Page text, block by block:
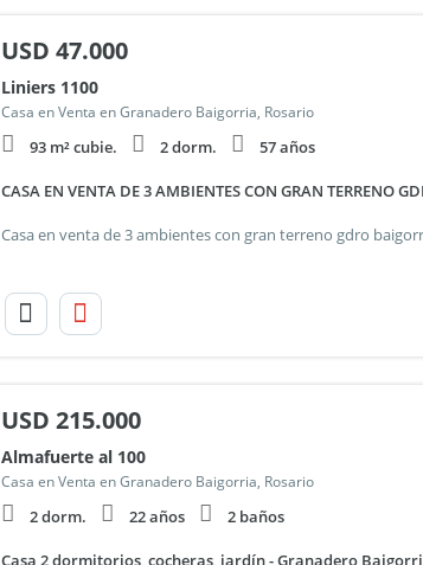
USD 47.000
Liniers 1100
Casa en Venta en Granadero Baigorria, Rosario
93 m² cubie. 2 dorm. 57 años
CASA EN VENTA DE 3 AMBIENTES CON GRAN TERRENO
USD 215.000
Almafuerte al 100
Casa en Venta en Granadero Baigorria, Rosario
2 dorm. 22 años 2 baños
Casa 2 dormitorios, cocheras, jardín - Granadero